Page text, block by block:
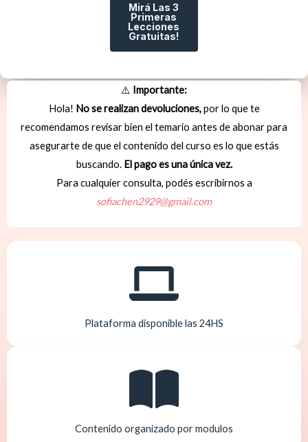
Mirá Las 3
Primeras
Lecciones
Gratuitas!
⚠️ Importante:
Hola! No se realizan devoluciones,por lo que te
recomendamos revisar bien el temario antes de abonar para
asegurarte de que el contenido del curso es lo que estás
buscando.El pago es una única vez.
Para cualquier consulta, podés escribirnos a
sofiachen2929@gmail.com
Plataforma disponible las 24HS
Contenido organizado por modulos